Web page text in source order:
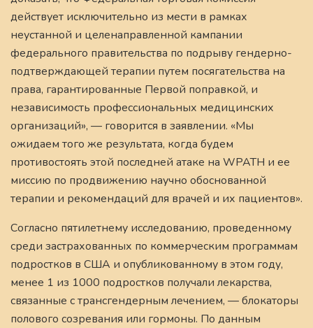
действует исключительно из мести в рамках
неустанной и целенаправленной кампании
федерального правительства по подрыву гендерно-
подтверждающей терапии путем посягательства на
права, гарантированные Первой поправкой, и
независимость профессиональных медицинских
организаций», — говорится в заявлении. «Мы
ожидаем того же результата, когда будем
противостоять этой последней атаке на WPATH и ее
миссию по продвижению научно обоснованной
терапии и рекомендаций для врачей и их пациентов».
Согласно пятилетнему исследованию, проведенному
среди застрахованных по коммерческим программам
подростков в США и опубликованному в этом году,
менее 1 из 1000 подростков получали лекарства,
связанные с трансгендерным лечением, — блокаторы
полового созревания или гормоны. По данным